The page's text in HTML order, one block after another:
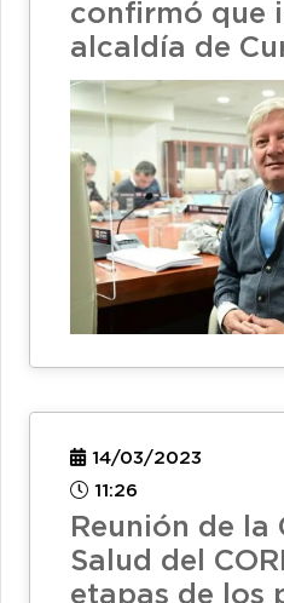
confirmó que
alcaldía de
14/03/2023
11:26
Reunión de la
Salud del
etapas de los